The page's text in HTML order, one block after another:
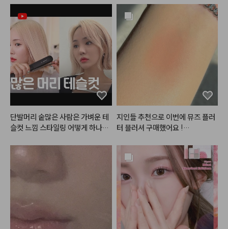
텍스처는 여전히 감탄스럽습니다.
특히 톤에 구애받지 않고 자연스럽
게 스며드는 감각적인 컬러감 덕분
에 대충 툭툭 발라도 과하지 않은
분위기가 연출되고, 바쁜 날엔 립
과 치크를 한 번에 해결하는 용도로
정말 유용하게 잘 쓰고 있습니다. 1
년 동안 직접 써보고 결국 내돈내산
으로 다시 돌아올 만큼 만족도가 높
은 제품이라, 앞으로도 제 메이크업
파우치 속 영구 정착템이 될 것 같
습니다. 매트 립 덕후분들이라면 절
대 후회 안 하실 인생템이에요!
단발머리 숱많은 사람은 가벼운 테
슬컷 느낌 스타일링 어떻게 하나요
매직기
#테슬컷
지인들 추천으로 이번에 뮤즈 플러
터 블러셔 구매했어요 !
째,다섯번째가 실외 발색 사진이에
용)
워낙 블러셔를 좋아해서 다양한 블
러셔를 가지고 있는데
뮤드 플러터 블러셔 전 색상이 다
너무 제 스타일이라 한참 고민하고
메리 뮤즈로 골랐어요 ㅠㅠ💗